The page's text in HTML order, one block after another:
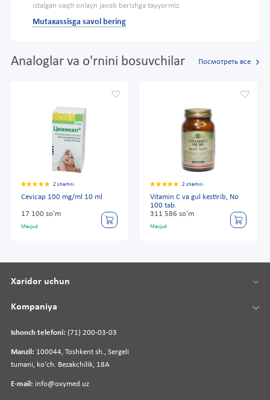
istalgan vaqti onlayn javob berishga tayyormiz.
Mutaxassisga savol bering
Analoglar va o'rnini bosuvchilar Посмотреть все
2 sharhni
Cevicap 100 mg/ml 10 ml
17 100 so'm
Mavjud
2 sharhni
Vitamin C va gul kestirib, No
100 tab.
311 586 so'm
Mavjud
Ishonch telefoni: (71) 200-03-03
Manzil: 100044, Toshkent sh., Sergeli
tumani, koʻch. Bezakchilik, 18A
E-mail: info@oxymed.uz
Xaridor uchun
Kompaniya